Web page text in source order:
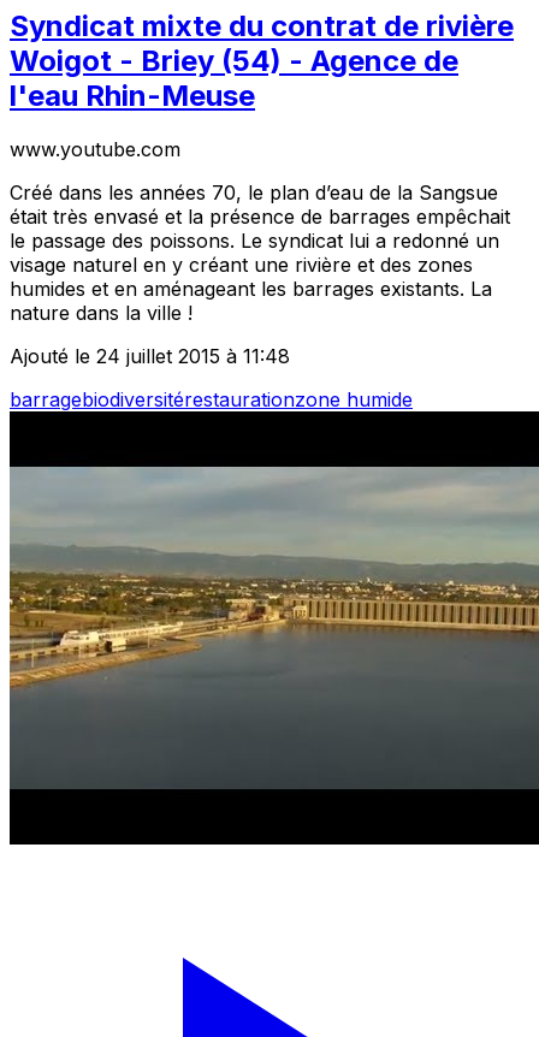
Syndicat mixte du contrat de rivière
Woigot - Briey (54) - Agence de
l'eau Rhin-Meuse
www.youtube.com
Créé dans les années 70, le plan d’eau de la Sangsue
était très envasé et la présence de barrages empêchait
le passage des poissons. Le syndicat lui a redonné un
visage naturel en y créant une rivière et des zones
humides et en aménageant les barrages existants. La
nature dans la ville !
Ajouté le 24 juillet 2015 à 11:48
barragebiodiversitérestaurationzone humide